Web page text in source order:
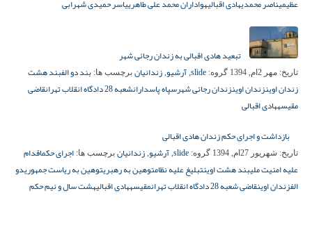
عظیمیناصر محمدیهادی اقبالیهواداران محمد علی طاهرییاسر حمیدی شهرابی
تبعید هادی اقبالی به زندان رجائی شهر
تاریخ: مهر 2ام, 1394 گروه: slide
, آرشیو, زندانیان برچسب ها: بند دو الفبند هشت
زندان اوینزندان اوینزندان رجائی شهرسپاه پاسدارانشعبه 28 دادگاه انقلاب تهران
قاضی
مقیسههادی اقبالی
بازداشت و اجرای حکم زندان هادی اقبالی
تاریخ: شهریور 27ام, 1394 گروه: slide
, آرشیو, زندانیان برچسب ها: اجرای حکماقدام
علیه امنیت ملیبند هشت اوینتبلیغ علیه نظامتوهین به رهبریتوهین به ریاست جمهوریدو
الفزندان اوینقاضی شعبه 28 دادگاه انقلاب تهران مقیسههادی اقبالیهشت سال و نیم حکم